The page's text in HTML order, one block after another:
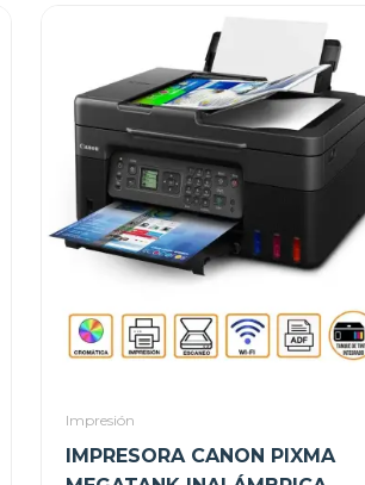
Impresión
IMPRESORA CANON PIXMA